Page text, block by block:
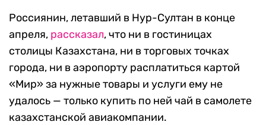
Россиянин, летавший в Нур-Султан в конце
апреля, рассказал, что ни в гостиницах
столицы Казахстана, ни в торговых точках
города, ни в аэропорту расплатиться картой
«Мир» за нужные товары и услуги ему не
удалось — только купить по ней чай в самолете
казахстанской авиакомпании.